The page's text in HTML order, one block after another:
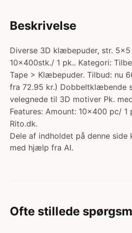
Beskrivelse
Diverse 3D klæbepuder, str.
10x400stk./ 1 pk.. Kategori:
Tape > Klæbepuder. Tilbud: nu
fra 72.95 kr.) Dobbeltklæbende
velegnede til 3D motiver Pk.
Features: Amount: 10x400 pc/ 1
Rito.dk.
Dele af indholdet på denne
med hjælp fra AI.
Ofte stillede